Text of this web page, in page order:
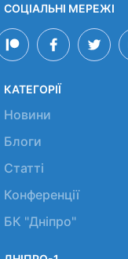
СОЦІАЛЬНІ МЕРЕЖІ
КАТЕГОРІЇ
Новини
Блоги
Статті
Конференції
БК "Дніпро"